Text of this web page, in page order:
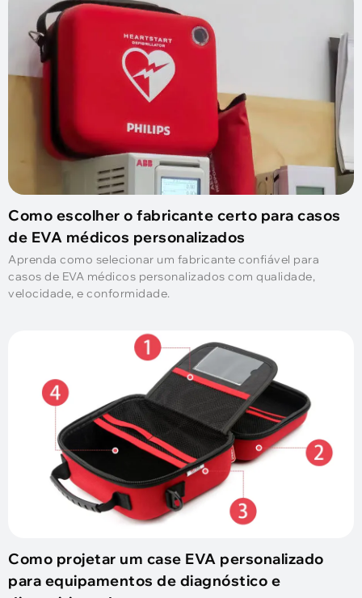
Como escolher o fabricante certo para casos
de EVA médicos personalizados
Aprenda como selecionar um fabricante confiável para
casos de EVA médicos personalizados com qualidade,
velocidade, e conformidade.
Como projetar um case EVA personalizado
para equipamentos de diagnóstico e